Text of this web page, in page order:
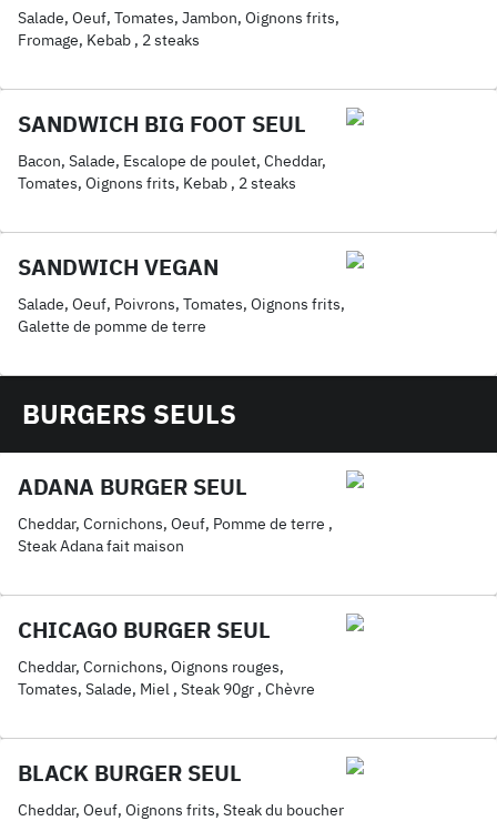
Salade, Oeuf, Tomates, Jambon, Oignons frits,
Fromage, Kebab , 2 steaks
SANDWICH BIG FOOT SEUL
Bacon, Salade, Escalope de poulet, Cheddar,
Tomates, Oignons frits, Kebab , 2 steaks
SANDWICH VEGAN
Salade, Oeuf, Poivrons, Tomates, Oignons frits,
Galette de pomme de terre
BURGERS SEULS
ADANA BURGER SEUL
Cheddar, Cornichons, Oeuf, Pomme de terre ,
Steak Adana fait maison
CHICAGO BURGER SEUL
Cheddar, Cornichons, Oignons rouges,
Tomates, Salade, Miel , Steak 90gr , Chèvre
BLACK BURGER SEUL
Cheddar, Oeuf, Oignons frits, Steak du boucher